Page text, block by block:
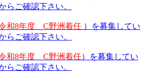
らご確認下さい。
和8年度 C野洲着任 ）を募集してい
らご確認下さい。
和8年度 C野洲着任）を募集してい
らご確認下さい。